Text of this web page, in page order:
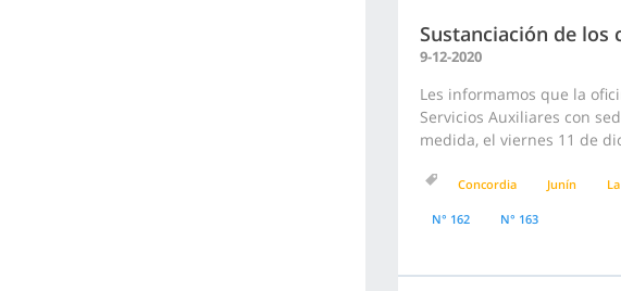
Sustanciación de los
9-12-2020
Les informamos que la
Servicios Auxiliares con
medida, el viernes 11 de
Concordia Junín
N° 162 N° 163